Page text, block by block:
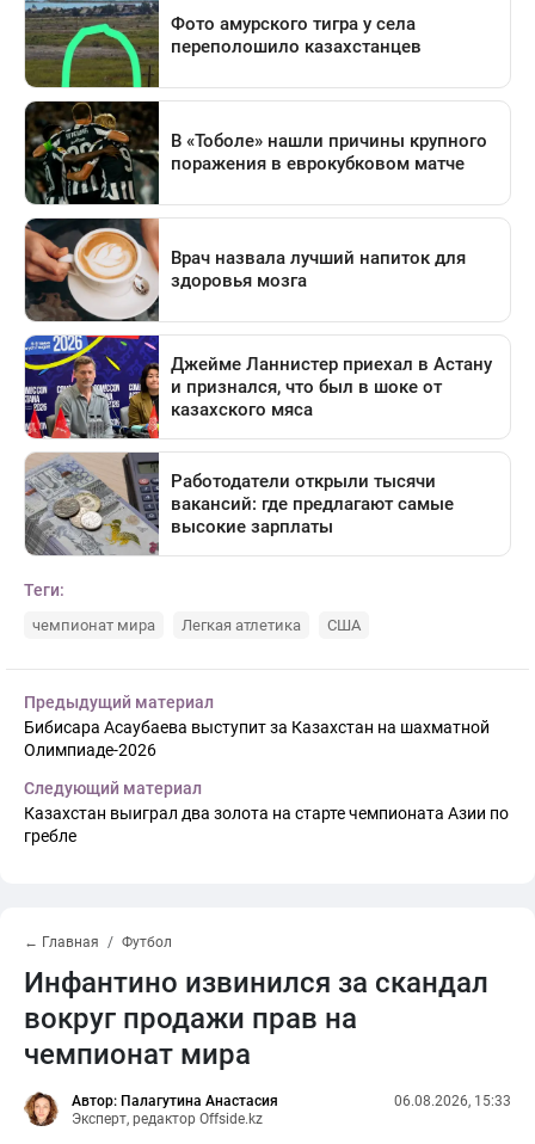
Теги:
чемпионат мира Легкая атлетика США
Предыдущий материал
Бибисара Асаубаева выступит за Казахстан на шахматной
Олимпиаде-2026
Следующий материал
Казахстан выиграл два золота на старте чемпионата Азии по
гребле
← Главная Футбол
Инфантино извинился за скандал
вокруг продажи прав на
чемпионат мира
Автор: Палагутина Анастасия
Эксперт, редактор Offside.kz
06.08.2026, 15:33